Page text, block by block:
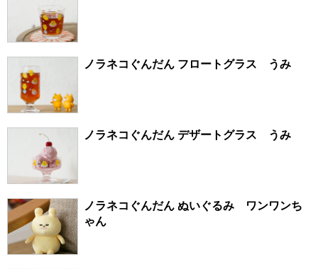
ノラネコぐんだん フロートグラス うみ
ノラネコぐんだん デザートグラス うみ
ノラネコぐんだん ぬいぐるみ ワンワンち
ゃん